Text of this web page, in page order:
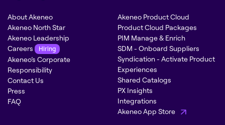
About Akeneo
Akeneo North Star
Akeneo Leadership
Careers
Hiring
Akeneo’s Corporate
Responsibility
Contact Us
Press
FAQ
Akeneo Product Cloud
Product Cloud Packages
PIM Manage & Enrich
SDM - Onboard Suppliers
Syndication - Activate Product
Experiences
Shared Catalogs
PX Insights
Integrations
Akeneo App Store